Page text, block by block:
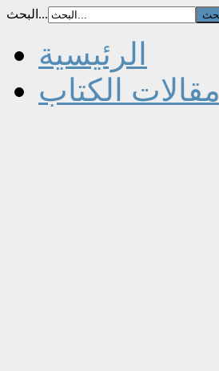
البحث...
الرئيسية
مقالات الكتاب